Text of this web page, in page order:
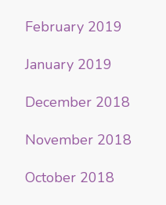
February 2019
January 2019
December 2018
November 2018
October 2018